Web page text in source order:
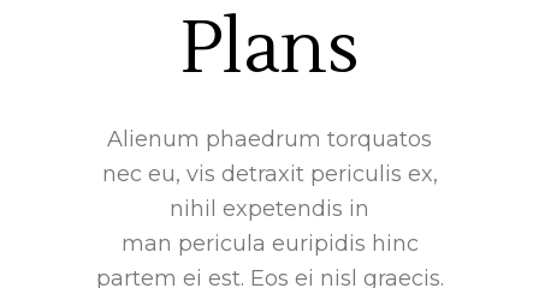
Plans
Alienum phaedrum torquatos
nec eu, vis detraxit periculis ex,
nihil expetendis in
man pericula euripidis hinc
partem ei est. Eos ei nisl graecis.